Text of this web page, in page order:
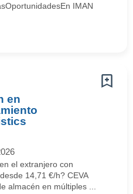
IMAN
en
el extranjero con
14,71 €/h? CEVA
almacén en múltiples ...